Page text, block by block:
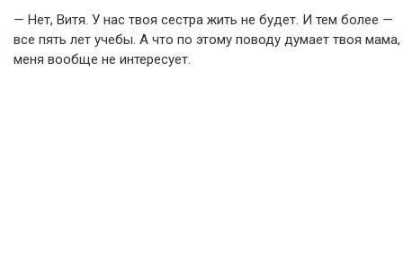
— Нет, Витя. У нас твоя сестра жить не будет. И тем более —
все пять лет учебы. А что по этому поводу думает твоя мама,
меня вообще не интересует.